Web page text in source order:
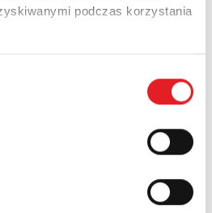
podczas korzystania